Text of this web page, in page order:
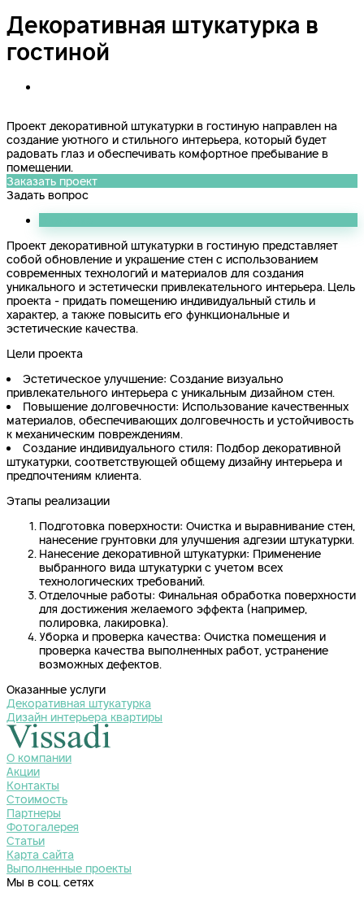
Декоративная штукатурка в
гостиной
Проект декоративной штукатурки в гостиную направлен на
создание уютного и стильного интерьера, который будет
радовать глаз и обеспечивать комфортное пребывание в
помещении.
Заказать проект
Задать вопрос
Проект декоративной штукатурки в гостиную представляет
собой обновление и украшение стен с использованием
современных технологий и материалов для создания
уникального и эстетически привлекательного интерьера. Цель
проекта - придать помещению индивидуальный стиль и
характер, а также повысить его функциональные и
эстетические качества.
Цели проекта
Эстетическое улучшение: Создание визуально
привлекательного интерьера с уникальным дизайном стен.
Повышение долговечности: Использование качественных
материалов, обеспечивающих долговечность и устойчивость
к механическим повреждениям.
Создание индивидуального стиля: Подбор декоративной
штукатурки, соответствующей общему дизайну интерьера и
предпочтениям клиента.
Этапы реализации
Подготовка поверхности: Очистка и выравнивание стен,
нанесение грунтовки для улучшения адгезии штукатурки.
Нанесение декоративной штукатурки: Применение
выбранного вида штукатурки с учетом всех
технологических требований.
Отделочные работы: Финальная обработка поверхности
для достижения желаемого эффекта (например,
полировка, лакировка).
Уборка и проверка качества: Очистка помещения и
проверка качества выполненных работ, устранение
возможных дефектов.⁠
Оказанные услуги
Декоративная штукатурка
Дизайн интерьера квартиры
О компании
Акции
Контакты
Стоимость
Партнеры
Фотогалерея
Статьи
Карта сайта
Выполненные проекты
Мы в соц. сетях